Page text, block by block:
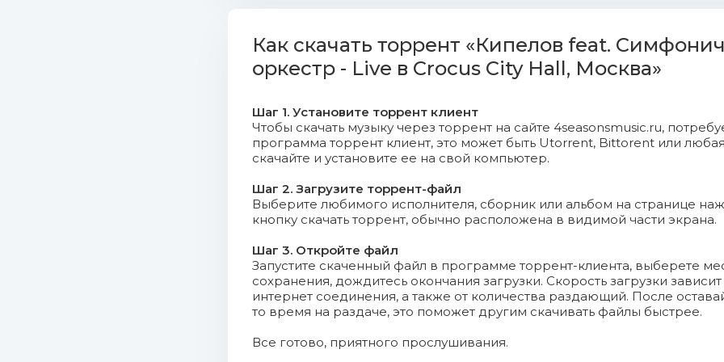
05. Наваждение (Live в Москва; feat. Симфонический
оркестр).mp3 (14.86 Mb)
07. Белый ад (Live в Москва; feat. Симфонический оркестр).mp3
08. Пророк (Live в Москва; feat. Симфонический оркестр).mp3
09. Косово поле (Live в Москва; feat. Симфонический
10. Сальери и его Отражение (Live в Москва; feat.
оркестр).mp3 (20.41 Mb)
оркестр).mp3 (15.81 Mb)
Как скачать торрент «Кипелов feat.
оркестр - Live в Crocus City Hall, Москва»
Шаг 1. Установите торрент клиент
Чтобы скачать музыку через торрент на сайте 4seasonsmusic.ru,
программа торрент клиент, это может быть Utorrent, Bittorent или
скачайте и установите ее на свой компьютер.
Шаг 2. Загрузите торрент-файл
Выберите любимого исполнителя, сборник или альбом на странице
кнопку скачать торрент, обычно расположена в видимой части экрана.
Шаг 3. Откройте файл
Запустите скаченный файл в программе торрент-клиента, выберете
сохранения, дождитесь окончания загрузки. Скорость загрузки
интернет соединения, а также от количества раздающий. После
то время на раздаче, это поможет другим скачивать файлы быстрее.
Все готово, приятного прослушивания.